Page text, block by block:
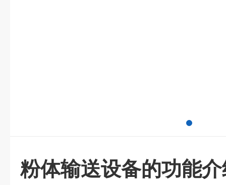
粉体输送设备的功能